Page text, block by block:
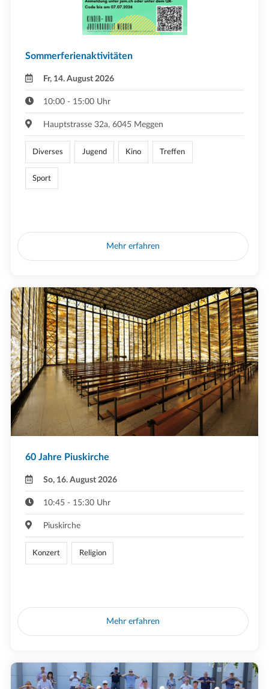
Sommerferienaktivitäten
Fr, 14. August 2026
10:00 - 15:00 Uhr
Hauptstrasse 32a, 6045 Meggen
Diverses Jugend Kino Treffen
Sport
Mehr erfahren
60 Jahre Piuskirche
So, 16. August 2026
10:45 - 15:30 Uhr
Piuskirche
Konzert Religion
Mehr erfahren